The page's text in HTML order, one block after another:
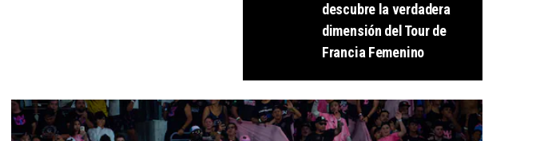
descubre la verdadera
dimensión del Tour de
Francia Femenino